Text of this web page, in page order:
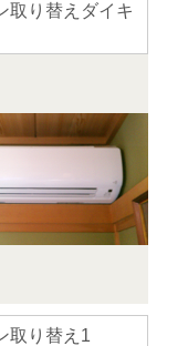
取り替えダイキ
取り替え1